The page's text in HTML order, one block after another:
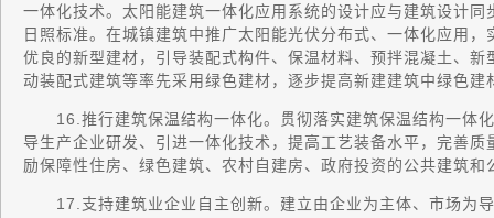
一体化技术。太阳能建筑一体化应用系统的设计应与建筑设计
日照标准。在城镇建筑中推广太阳能光伏分布式、一体化应用
优良的新型建材，引导装配式构件、保温材料、预拌混凝土、
动装配式建筑等率先采用绿色建材，逐步提高新建建筑中绿色建
16.推行建筑保温结构一体化。贯彻落实建筑保温结构一体
导生产企业研发、引进一体化技术，提高工艺装备水平，完善
励保障性住房、绿色建筑、农村自建房、政府投资的公共建筑
17.支持建筑业企业自主创新。建立由企业为主体、市场为